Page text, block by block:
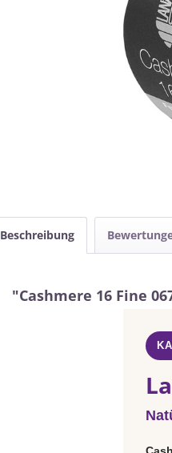
Beschreibung
"Cashmere 16 Fine